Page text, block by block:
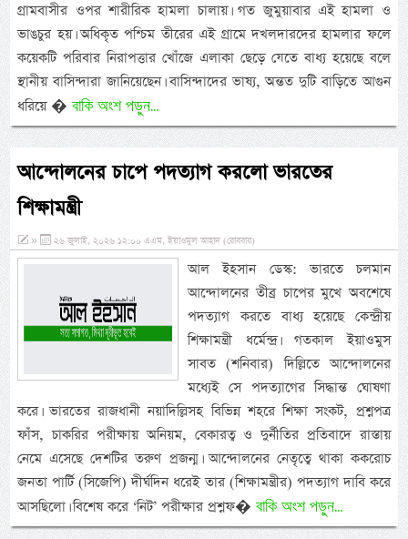
গ্রামবাসীর ওপর শারীরিক হামলা চালায়। গত জুমুয়াবার এই হামলা ও
ভাঙচুর হয়। অধিকৃত পশ্চিম তীরের এই গ্রামে দখলদারদের হামলার ফলে
কয়েকটি পরিবার নিরাপত্তার খোঁজে এলাকা ছেড়ে যেতে বাধ্য হয়েছে বলে
স্থানীয় বাসিন্দারা জানিয়েছেন। বাসিন্দাদের ভাষ্য, অন্তত দুটি বাড়িতে আগুন
ধরিয়ে �বাকি অংশ পড়ুন...
আন্দোলনের চাপে পদত্যাগ করলো ভারতের
শিক্ষামন্ত্রী
» ২৬ জুলাই, ২০২৬ ১২:০০ এএম, ইয়াওমুল আহাদ (রোববার)
আল ইহসান ডেস্ক: ভারতে চলমান
আন্দোলনের তীব্র চাপের মুখে অবশেষে
পদত্যাগ করতে বাধ্য হয়েছে কেন্দ্রীয়
শিক্ষামন্ত্রী ধর্মেন্দ্র। গতকাল ইয়াওমুস
সাবত (শনিবার) দিল্লিতে আন্দোলনের
মধ্যেই সে পদত্যাগের সিদ্ধান্ত ঘোষণা
করে। ভারতের রাজধানী নয়াদিল্লিসহ বিভিন্ন শহরে শিক্ষা সংকট, প্রশ্নপত্র
ফাঁস, চাকরির পরীক্ষায় অনিয়ম, বেকারত্ব ও দুর্নীতির প্রতিবাদে রাস্তায়
নেমে এসেছে দেশটির তরুণ প্রজন্ম। আন্দোলনের নেতৃত্বে থাকা ককরোচ
জনতা পার্টি (সিজেপি) দীর্ঘদিন ধরেই তার (শিক্ষামন্ত্রীর) পদত্যাগ দাবি করে
আসছিলো। বিশেষ করে ‘নিট’ পরীক্ষার প্রশ্নফ�বাকি অংশ পড়ুন...